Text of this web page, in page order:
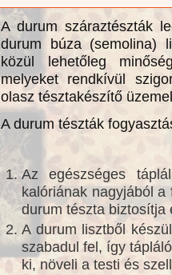
A durum száraztészták
durum búza (semolina)
közül lehetőleg
melyeket rendkívül
olasz tésztakészítő
A durum tészták
Az egészséges
kalóriának nagyjából
durum tészta biztosítja
A durum lisztből
szabadul fel, így
ki, növeli a testi és